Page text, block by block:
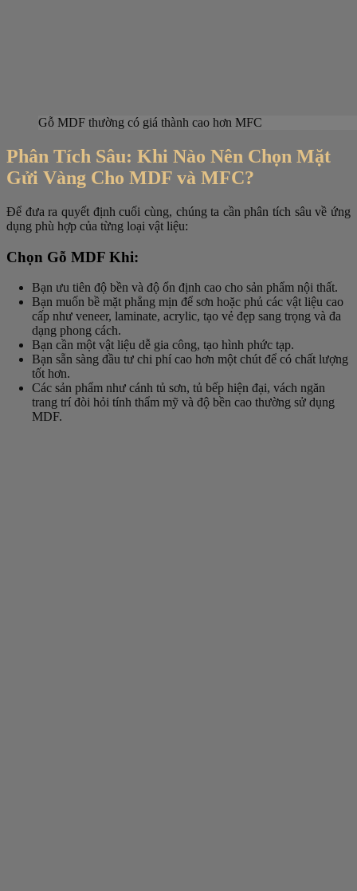
Gỗ MDF thường có giá thành cao hơn MFC
Phân Tích Sâu: Khi Nào Nên Chọn Mặt
Gửi Vàng Cho MDF và MFC?
Để đưa ra quyết định cuối cùng, chúng ta cần phân tích sâu về ứng
dụng phù hợp của từng loại vật liệu:
Chọn Gỗ MDF Khi:
Bạn ưu tiên độ bền và độ ổn định cao cho sản phẩm nội thất.
Bạn muốn bề mặt phẳng mịn để sơn hoặc phủ các vật liệu cao
cấp như veneer, laminate, acrylic, tạo vẻ đẹp sang trọng và đa
dạng phong cách.
Bạn cần một vật liệu dễ gia công, tạo hình phức tạp.
Bạn sẵn sàng đầu tư chi phí cao hơn một chút để có chất lượng
tốt hơn.
Các sản phẩm như cánh tủ sơn, tủ bếp hiện đại, vách ngăn
trang trí đòi hỏi tính thẩm mỹ và độ bền cao thường sử dụng
MDF.